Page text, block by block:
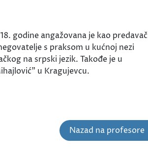
godine angažovana je kao predavač
s praksom u kućnoj nezi
na srpski jezik. Takođe je u
u Kragujevcu.
Nazad na profesore